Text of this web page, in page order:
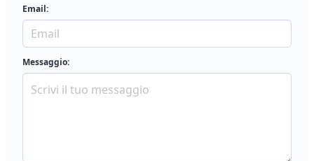
Email:
Messaggio: